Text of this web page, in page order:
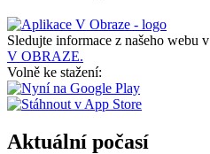
Sledujte informace z našeho webu v
V OBRAZE.
Volně ke stažení:
Aktuální počasí